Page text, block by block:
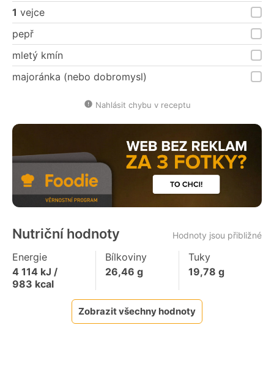
1 vejce
pepř
mletý kmín
majoránka (nebo dobromysl)
Nahlásit chybu v receptu
Nutriční hodnoty Hodnoty jsou přibližné
Energie
4 114 kJ /
983 kcal
Bílkoviny
26,46 g
Tuky
19,78 g
Zobrazit všechny hodnoty